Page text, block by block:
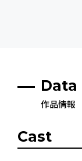
Data
作品情報
Cast